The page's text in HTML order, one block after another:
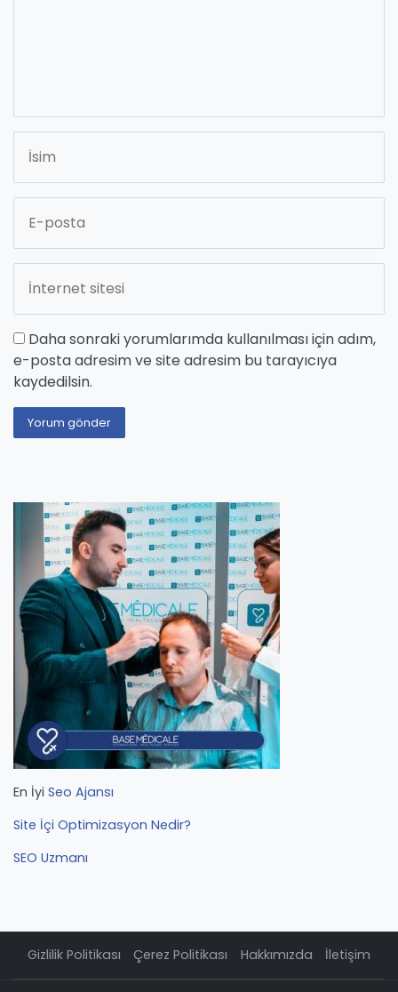
Daha sonraki yorumlarımda kullanılması için adım,
e-posta adresim ve site adresim bu tarayıcıya
kaydedilsin.
En İyi Seo Ajansı
Site İçi Optimizasyon Nedir?
SEO Uzmanı
Gizlilik Politikası Çerez Politikası Hakkımızda İletişim